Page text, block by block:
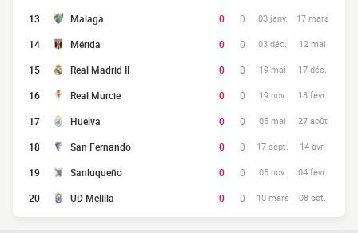
13 Malaga 0 0 03 janv. 17 mars
14 Mérida 0 0 03 déc. 12 mai
15 Real Madrid II 0 0 19 mai 17 déc.
16 Real Murcie 0 0 19 nov. 18 févr.
17 Huelva 0 0 05 mai 27 août
18 San Fernando 0 0 17 sept. 14 avr.
19 Sanluqueño 0 0 05 nov. 04 févr.
20 UD Melilla 0 0 10 mars 08 oct.